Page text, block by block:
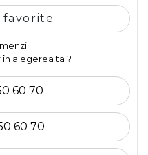
favorite
alegerea ta ?
60 70
60 70